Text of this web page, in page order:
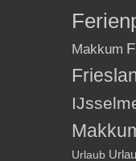
Makkum
Urlaub